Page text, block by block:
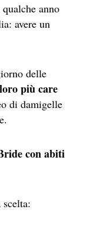
anno
avere un
delle
più care
di damigelle
con abiti